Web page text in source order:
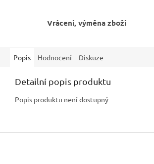
Vrácení, výměna zboží
Popis Hodnocení Diskuze
Detailní popis produktu
Popis produktu není dostupný
Z